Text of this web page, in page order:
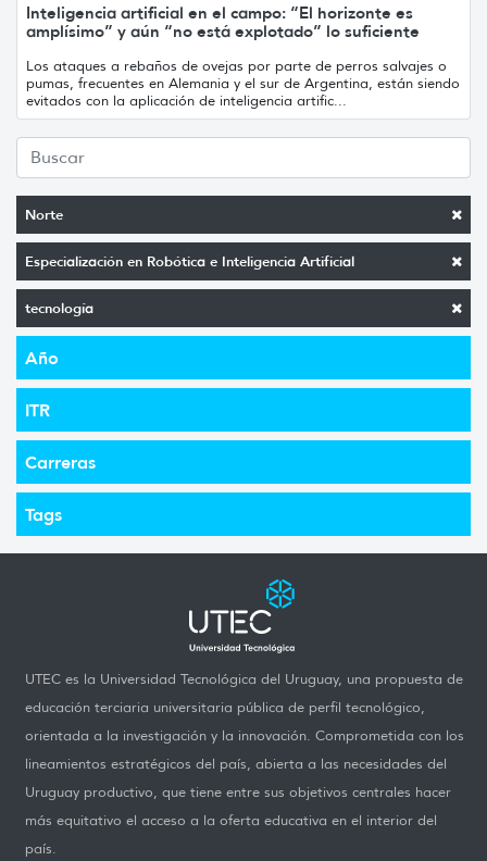
Norte
Especialización en Robótica e Inteligencia Artificial
tecnología
Año
ITR
Carreras
Tags
Inteligencia artificial en el campo: “El horizonte es
amplísimo” y aún “no está explotado” lo suficiente
Los ataques a rebaños de ovejas por parte de perros salvajes o
pumas, frecuentes en Alemania y el sur de Argentina, están siendo
evitados con la aplicación de inteligencia artific...
UTEC es la Universidad Tecnológica del Uruguay, una propuesta de
educación terciaria universitaria pública de perfil tecnológico,
orientada a la investigación y la innovación. Comprometida con los
lineamientos estratégicos del país, abierta a las necesidades del
Uruguay productivo, que tiene entre sus objetivos centrales hacer
más equitativo el acceso a la oferta educativa en el interior del
país.